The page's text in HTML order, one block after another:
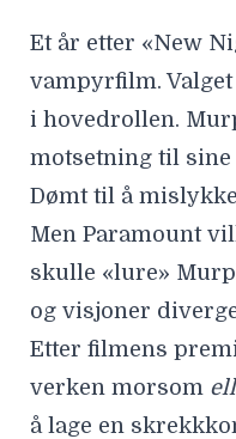
Et år etter «New
vampyrfilm.
i hovedrollen.
motsetning til
Dømt til å
Men Paramount
skulle «lure»
og visjoner
Etter filmens
verken morsom
å lage en